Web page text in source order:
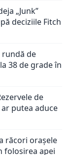
„Junk”
deciziile Fitch
rundă de
38 de grade în
de
putea aduce
răcori orașele
folosirea apei